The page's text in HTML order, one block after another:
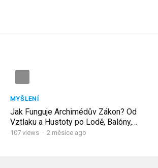
MYŠLENÍ
Jak Funguje Archimédův Zákon? Od
Vztlaku a Hustoty po Lodě, Balóny,
Ponorky a Experimenty!
107views · 2 měsíce ago